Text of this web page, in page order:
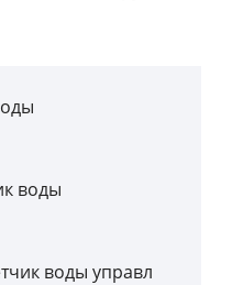
воды
воды управл